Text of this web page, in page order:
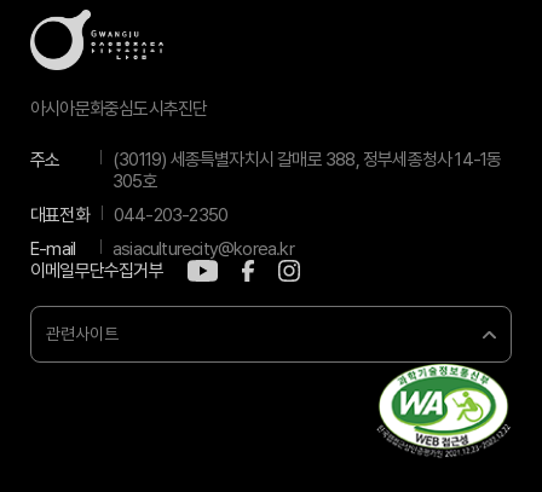
아시아문화중심도시추진단
주소
(30119) 세종특별자치시 갈매로 388, 정부세종청사 14-1동
305호
대표전화
044-203-2350
E-mail
asiaculturecity@korea.kr
이메일무단수집거부
관련사이트